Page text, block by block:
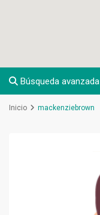
Búsqueda avanzada
Inicio mackenziebrown